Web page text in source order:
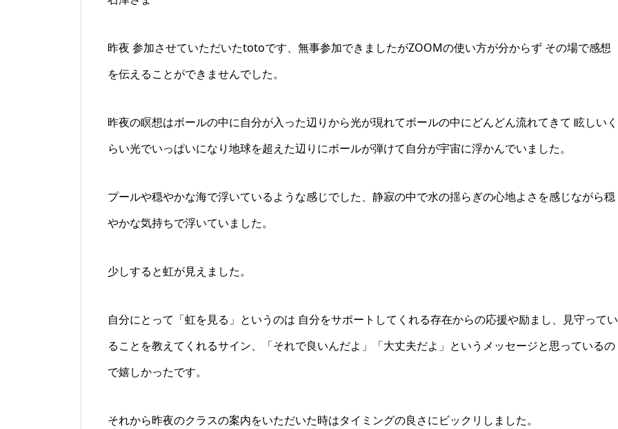
昨夜 参加させていただいたtotoです、無事参加できましたがZOOMの使い方が分からず その場で感想
を伝えることができませんでした。
昨夜の瞑想はボールの中に自分が入った辺りから光が現れてボールの中にどんどん流れてきて 眩しいく
らい光でいっぱいになり地球を超えた辺りにボールが弾けて自分が宇宙に浮かんでいました。
プールや穏やかな海で浮いているような感じでした、静寂の中で水の揺らぎの心地よさを感じながら穏
やかな気持ちで浮いていました。
少しすると虹が見えました。
自分にとって「虹を見る」というのは 自分をサポートしてくれる存在からの応援や励まし、見守ってい
ることを教えてくれるサイン、「それで良いんだよ」「大丈夫だよ」というメッセージと思っているの
で嬉しかったです。
それから昨夜のクラスの案内をいただいた時はタイミングの良さにビックリしました。